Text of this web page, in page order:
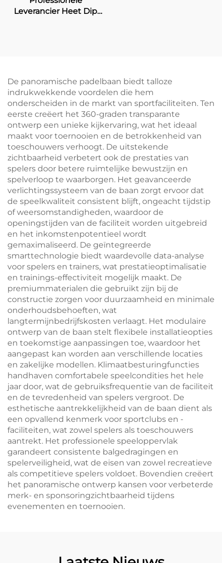
Leverancier Heet Dip
De panoramische padelbaan biedt talloze
indrukwekkende voordelen die hem
onderscheiden in de markt van sportfaciliteiten. Ten
eerste creëert het 360-graden transparante
ontwerp een unieke kijkervaring, wat het ideaal
maakt voor toernooien en de betrokkenheid van
toeschouwers verhoogt. De uitstekende
zichtbaarheid verbetert ook de prestaties van
spelers door betere ruimtelijke bewustzijn en
spelverloop te waarborgen. Het geavanceerde
verlichtingssysteem van de baan zorgt ervoor dat
de speelkwaliteit consistent blijft, ongeacht tijdstip
of weersomstandigheden, waardoor de
openingstijden van de faciliteit worden uitgebreid
en het inkomstenpotentieel wordt
gemaximaliseerd. De geïntegreerde
smarttechnologie biedt waardevolle data-analyse
voor spelers en trainers, wat prestatieoptimalisatie
en trainings-effectiviteit mogelijk maakt. De
premiummaterialen die gebruikt zijn bij de
constructie zorgen voor duurzaamheid en minimale
onderhoudsbehoeften, wat
langtermijnbedrijfskosten verlaagt. Het modulaire
ontwerp van de baan stelt flexibele installatieopties
en toekomstige aanpassingen toe, waardoor het
aangepast kan worden aan verschillende locaties
en zakelijke modellen. Klimaatbesturingfuncties
handhaven comfortabele speelcondities het hele
jaar door, wat de gebruiksfrequentie van de faciliteit
en de tevredenheid van spelers vergroot. De
esthetische aantrekkelijkheid van de baan dient als
een opvallend kenmerk voor sportclubs en -
faciliteiten, wat zowel spelers als toeschouwers
aantrekt. Het professionele speeloppervlak
garandeert consistente balgedragingen en
spelerveiligheid, wat de eisen van zowel recreatieve
als competitieve spelers voldoet. Bovendien creëert
het panoramische ontwerp kansen voor verbeterde
merk- en sponsoringzichtbaarheid tijdens
evenementen en toernooien.